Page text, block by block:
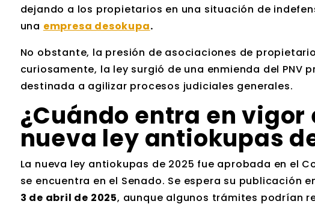
dejando a los propietarios en una situación de
una empresa desokupa.
No obstante, la presión de asociaciones de
curiosamente, la ley surgió de una enmienda del PNV
destinada a agilizar procesos judiciales generales.
¿Cuándo entra en
nueva ley antiokupas
La nueva ley antiokupas de 2025 fue aprobada en el
se encuentra en el Senado. Se espera su publicación
3 de abril de 2025, aunque algunos trámites podrían